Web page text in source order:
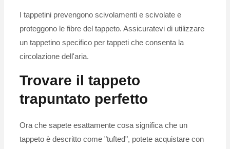
I tappetini prevengono scivolamenti e scivolate e
proteggono le fibre del tappeto. Assicuratevi di utilizzare
un tappetino specifico per tappeti che consenta la
circolazione dell'aria.
Trovare il tappeto
trapuntato perfetto
Ora che sapete esattamente cosa significa che un
tappeto è descritto come "tufted", potete acquistare con